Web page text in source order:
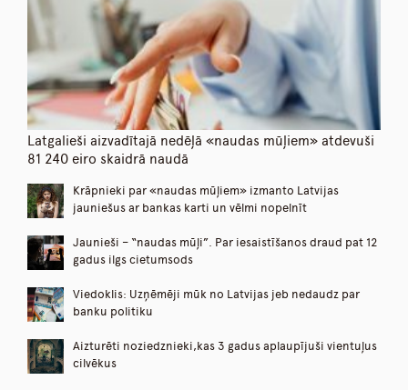
Latgalieši aizvadītajā nedēļā «naudas mūļiem» atdevuši
81 240 eiro skaidrā naudā
Krāpnieki par «naudas mūļiem» izmanto Latvijas
jauniešus ar bankas karti un vēlmi nopelnīt
Jaunieši – “naudas mūļi”. Par iesaistīšanos draud pat 12
gadus ilgs cietumsods
Viedoklis: Uzņēmēji mūk no Latvijas jeb nedaudz par
banku politiku
Aizturēti noziedznieki,kas 3 gadus aplaupījuši vientuļus
cilvēkus